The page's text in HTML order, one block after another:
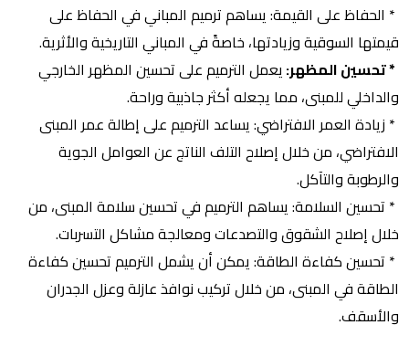
* الحفاظ على القيمة: يساهم ترميم المباني في الحفاظ على
قيمتها السوقية وزيادتها، خاصةً في المباني التاريخية والأثرية.
* تحسين المظهر:يعمل الترميم على تحسين المظهر الخارجي
والداخلي للمبنى، مما يجعله أكثر جاذبية وراحة.
* زيادة العمر الافتراضي: يساعد الترميم على إطالة عمر المبنى
الافتراضي، من خلال إصلاح التلف الناتج عن العوامل الجوية
والرطوبة والتآكل.
* تحسين السلامة: يساهم الترميم في تحسين سلامة المبنى، من
خلال إصلاح الشقوق والتصدعات ومعالجة مشاكل التسربات.
* تحسين كفاءة الطاقة: يمكن أن يشمل الترميم تحسين كفاءة
الطاقة في المبنى، من خلال تركيب نوافذ عازلة وعزل الجدران
والأسقف.